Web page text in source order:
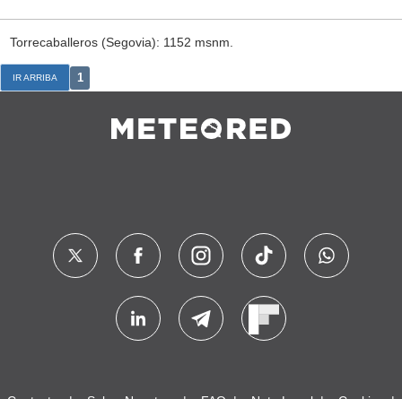
Torrecaballeros (Segovia): 1152 msnm.
IR ARRIBA 1